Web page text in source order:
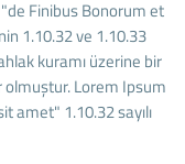
Finibus Bonorum et
1.10.32 ve 1.10.33
kuramı üzerine bir
Lorem Ipsum
amet" 1.10.32 sayılı